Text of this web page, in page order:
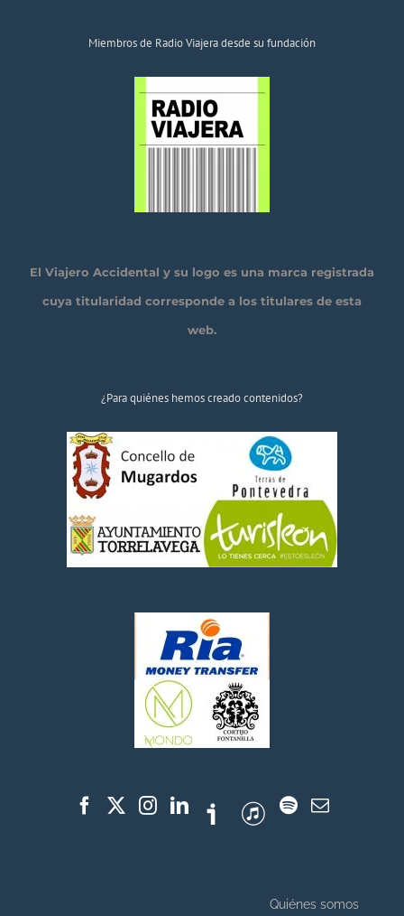
Miembros de Radio Viajera desde su fundación
El Viajero Accidental y su logo es una marca registrada
cuya titularidad corresponde a los titulares de esta
web.
¿Para quiénes hemos creado contenidos?
Quiénes somos